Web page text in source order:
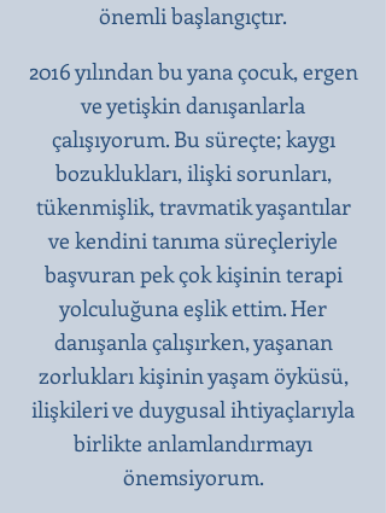
önemli başlangıçtır.​
2016 yılından bu yana çocuk, ergen
ve yetişkin danışanlarla
çalışıyorum. Bu süreçte; kaygı
bozuklukları, ilişki sorunları,
tükenmişlik, travmatik yaşantılar
ve kendini tanıma süreçleriyle
başvuran pek çok kişinin terapi
yolculuğuna eşlik ettim. Her
danışanla çalışırken, yaşanan
zorlukları kişinin yaşam öyküsü,
ilişkileri ve duygusal ihtiyaçlarıyla
birlikte anlamlandırmayı
önemsiyorum.